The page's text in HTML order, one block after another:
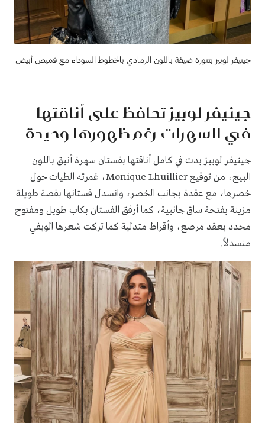
جينيفر لوبيز بتنورة ضيقة باللون الرمادي بالخطوط السوداء مع قميص أبيض
جينيفر لوبيز تحافظ على أناقتها
في السهرات رغم ظهورها وحيدة
جينيفر لوبيز بدت في كامل أناقتها بفستان سهرة أنيق باللون
البيج، من توقيع Monique Lhuillier، غمرته الطيات حول
خصرها، مع عقدة بجانب الخصر، وانسدل فستانها بقصة طويلة
مزينة بفتحة ساق جانبية، كما أرفق الفستان بكاب طويل ومفتوح
محدد بعقد مرصع، وأقراط متدلية كما تركت شعرها الويفي
منسدلاً.